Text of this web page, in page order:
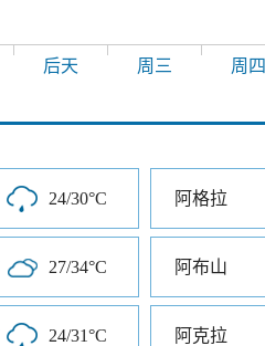
后天 周三 周四
24/30°C 阿格拉
27/34°C 阿布山
24/31°C 阿克拉